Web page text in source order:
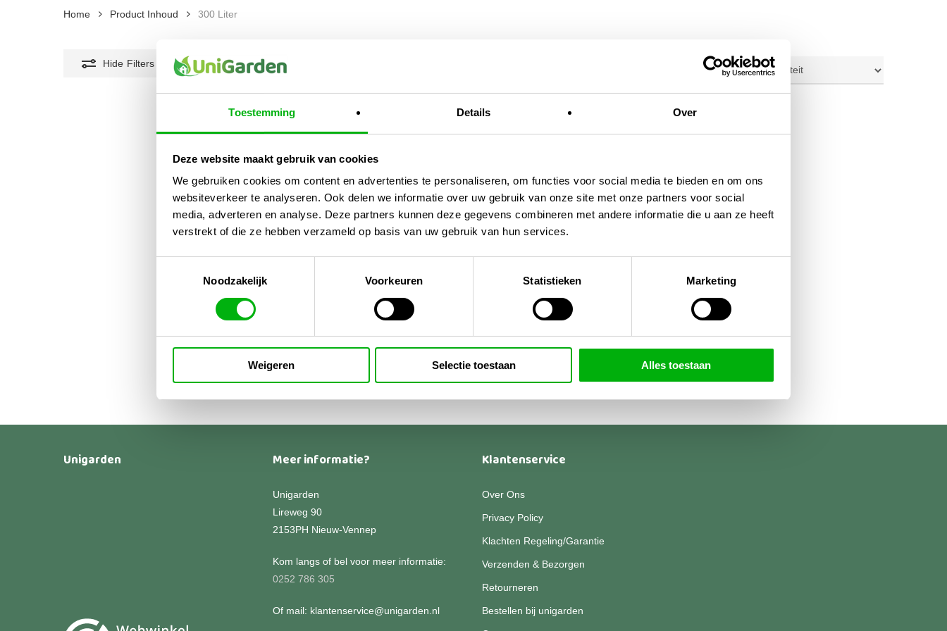
Toestemming Details Over
Deze website maakt gebruik van cookies
We gebruiken cookies om content en advertenties te personaliseren, om functies voor social media te bieden en om ons
websiteverkeer te analyseren. Ook delen we informatie over uw gebruik van onze site met onze partners voor social
media, adverteren en analyse. Deze partners kunnen deze gegevens combineren met andere informatie die u aan ze heeft
verstrekt of die ze hebben verzameld op basis van uw gebruik van hun services.
Noodzakelijk
Voorkeuren Statistieken Marketing
Weigeren Selectie toestaan Alles toestaan
Home Product Inhoud 300 Liter
Hide Filters
Watervat Vierkant
€129,95Prijsklasse:
€49,95
€129,95
product
meerdere
variaties.
kan
Unigarden Meer informatie?
Unigarden
Lireweg 90
2153PH Nieuw-Vennep
Kom langs of bel voor meer informatie:
0252 786 305
Of mail: klantenservice@unigarden.nl
Klantenservice
Over Ons
Privacy Policy
Klachten Regeling/Garantie
Verzenden & Bezorgen
Retourneren
Bestellen bij unigarden